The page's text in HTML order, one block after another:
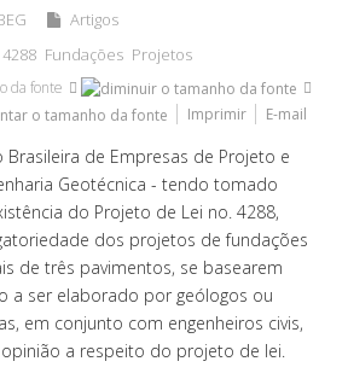
Artigos
Fundações Projetos
da fonte
Imprimir
E-mail
Brasileira de Empresas de Projeto e
Geotécnica - tendo tomado
do Projeto de Lei no. 4288,
dos projetos de fundações
de três pavimentos, se basearem
a ser elaborado por geólogos ou
em conjunto com engenheiros civis,
a respeito do projeto de lei.